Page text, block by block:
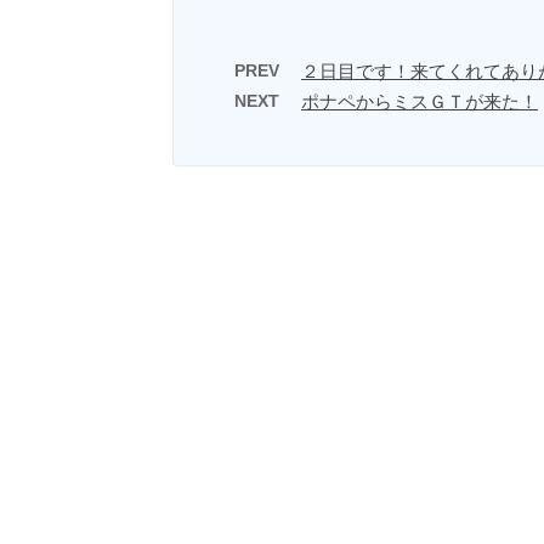
PREV ２日目です！来てくれてあり
NEXT ポナペからミスＧＴが来た！